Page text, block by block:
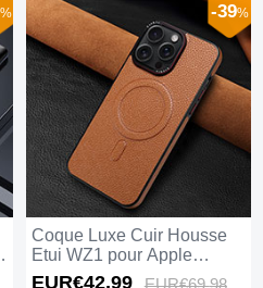
%
Coque Luxe Cuir Housse
Etui WZ1 pour Apple
iPhone 15 Pro Max Marron
-39%
EUR€42,99 EUR€69,98